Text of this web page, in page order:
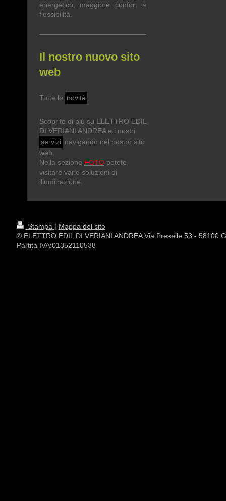
energetico, maggiore confort e
flessibilità.
Il nostro nuovo sito
web
Tutte le novità
Scoprite di più su ELETTRO EDIL
DI VERIANI ANDREA e i nostri
servizi navigando nel nostro sito
web.
Nella sezione FOTOpotete
visitare varie soluzioni di
illuminazione.
Stampa | Mappa del sito
© ELETTRO EDIL DI VERIANI ANDREA Via Preselle 53 - 58100
Partita IVA:01352110538